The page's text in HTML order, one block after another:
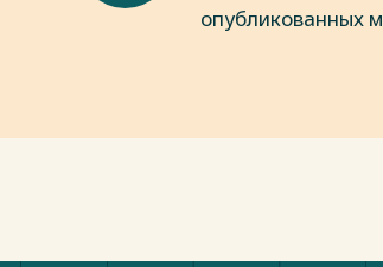
опубликованных